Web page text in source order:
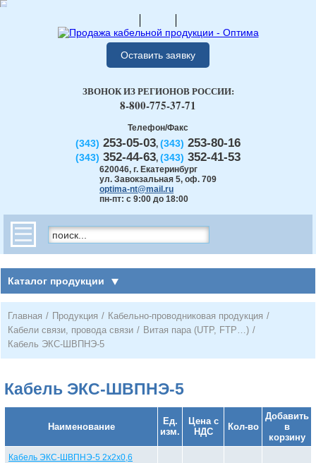
Оставить заявку
Телефон/Факс
(343) 253-05-03, (343) 253-80-16
(343) 352-44-63, (343) 352-41-53
620046, г. Екатеринбург
ул. Завокзальная 5, оф. 709
optima-nt@mail.ru
пн-пт: с 9:00 до 18:00
ЗВОНОК ИЗ РЕГИОНОВ РОССИИ:
8-800-775-37-71
Каталог продукции
Главная / Продукция / Кабельно-проводниковая продукция /
Кабели связи, провода связи / Витая пара (UTP, FTP…) /
Кабель ЭКС-ШВПНЭ-5
Кабель ЭКС-ШВПНЭ-5
Наименование
Ед.
изм.
Цена с
НДС
Кол-во
Добавить
в
корзину
Кабель ЭКС-ШВПНЭ-5 2х2х0,6